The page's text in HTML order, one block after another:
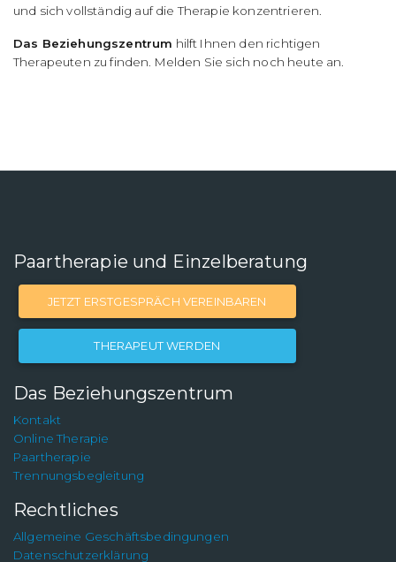
und sich vollständig auf die Therapie konzentrieren.
Das Beziehungszentrum hilft Ihnen den richtigen
Therapeuten zu finden. Melden Sie sich noch heute an.
Paartherapie und Einzelberatung
JETZT ERSTGESPRÄCH VEREINBAREN
THERAPEUT WERDEN
Das Beziehungszentrum
Kontakt
Online Therapie
Paartherapie
Trennungsbegleitung
Rechtliches
Allgemeine Geschäftsbedingungen
Datenschutzerklärung